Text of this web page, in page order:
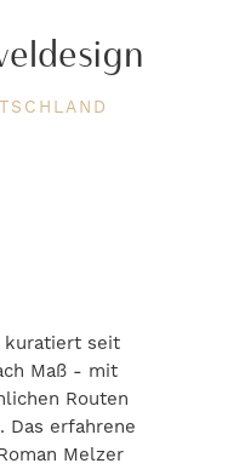
kuratiert seit
Maß - mit
Routen
Das erfahrene
Melzer